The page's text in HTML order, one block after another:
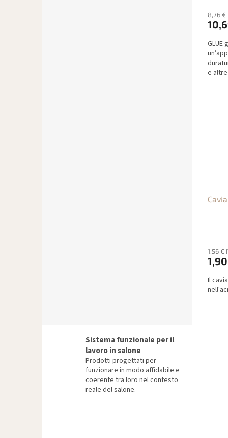
8,76 €
GLUE
e
1,56 €
Il
Sistema funzionale per il
lavoro in salone
Prodotti progettati per
funzionare in modo affidabile e
coerente tra loro nel contesto
reale del salone.